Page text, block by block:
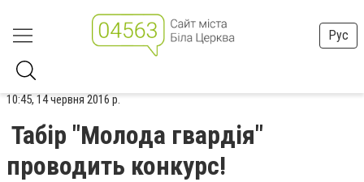
Рус
10:45, 14 червня 2016 р.
Табір "Молода гвардія"
проводить конкурс!